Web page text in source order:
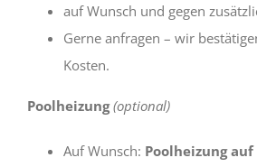
auf Wunsch und gegen
Gerne anfragen – wir
Kosten.
Poolheizung (optional)
Auf Wunsch: Poolheizung